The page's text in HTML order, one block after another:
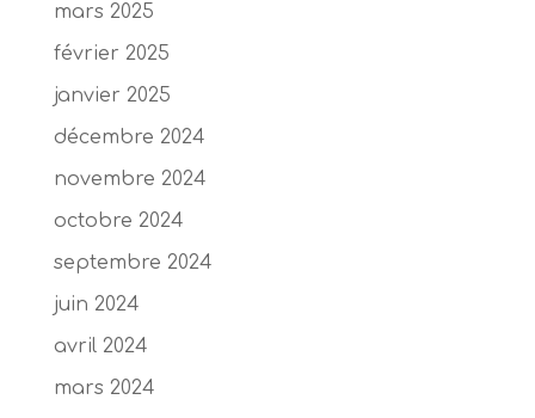
mars 2025
février 2025
janvier 2025
décembre 2024
novembre 2024
octobre 2024
septembre 2024
juin 2024
avril 2024
mars 2024